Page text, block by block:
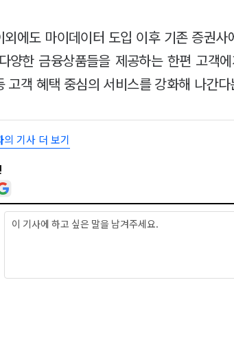
외에도 마이데이터 도입 이후 기존 증권
양한 금융상품들을 제공하는 한편 고객
고객 혜택 중심의 서비스를 강화해 나간
의 기사 더 보기